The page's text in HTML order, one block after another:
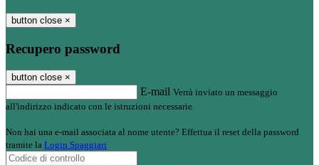
button close ×
Recupero password
button close ×
E-mail Verrà inviato un messaggio
all'indirizzo indicato con le istruzioni necessarie.
Non hai una e-mail associata al nome utente? Effettua il reset della password
tramite la Login Spaggiari